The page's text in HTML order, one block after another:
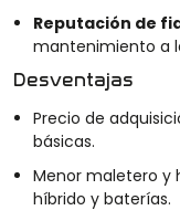
Reputación de
mantenimiento a
Desventajas
Precio de
básicas.
Menor maletero y
híbrido y baterías.